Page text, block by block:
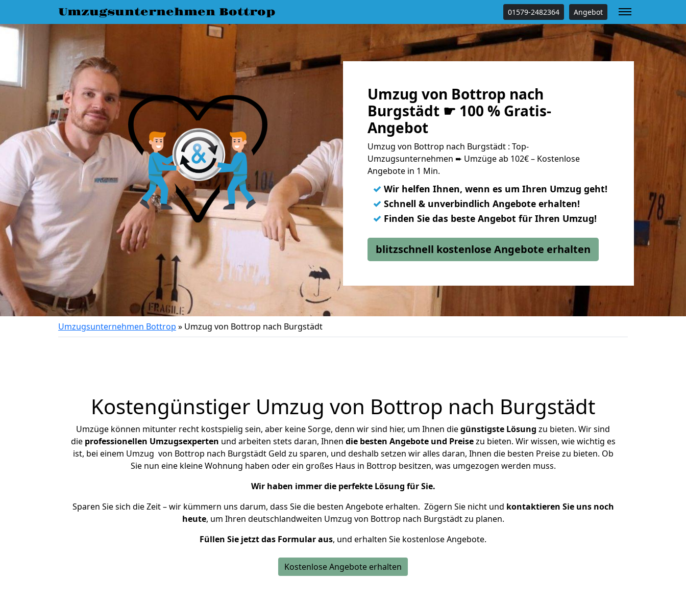
Umzugsunternehmen Bottrop 01579-2482364 Angebot
Umzug von Bottrop nach
Burgstädt ☛ 100 % Gratis-
Angebot
Umzug von Bottrop nach Burgstädt : Top-
Umzugsunternehmen ➨ Umzüge ab 102€ – Kostenlose
Angebote in 1 Min.
✓ Wir helfen Ihnen, wenn es um Ihren Umzug geht!
✓ Schnell & unverbindlich Angebote erhalten!
✓ Finden Sie das beste Angebot für Ihren Umzug!
blitzschnell kostenlose Angebote erhalten
Umzugsunternehmen Bottrop » Umzug von Bottrop nach Burgstädt
Kostengünstiger Umzug von Bottrop nach Burgstädt
Umzüge können mitunter recht kostspielig sein, aber keine Sorge, denn wir sind hier, um Ihnen diegünstigste Lösung zu bieten. Wir sind
die professionellen Umzugsexperten und arbeiten stets daran, Ihnen die besten Angebote und Preisezu bieten. Wir wissen, wie wichtig es
ist, bei einem Umzug von Bottrop nach Burgstädt Geld zu sparen, und deshalb setzen wir alles daran, Ihnen die besten Preise zu bieten. Ob
Sie nun eine kleine Wohnung haben oder ein großes Haus in Bottrop besitzen, was umgezogen werden muss.
Wir haben immer die perfekte Lösung für Sie.
Sparen Sie sich die Zeit – wir kümmern uns darum, dass Sie die besten Angebote erhalten. Zögern Sie nicht und kontaktieren Sie uns noch
heute, um Ihren deutschlandweiten Umzug von Bottrop nach Burgstädt zu planen.
Füllen Sie jetzt das Formular aus, und erhalten Sie kostenlose Angebote.
Kostenlose Angebote erhalten